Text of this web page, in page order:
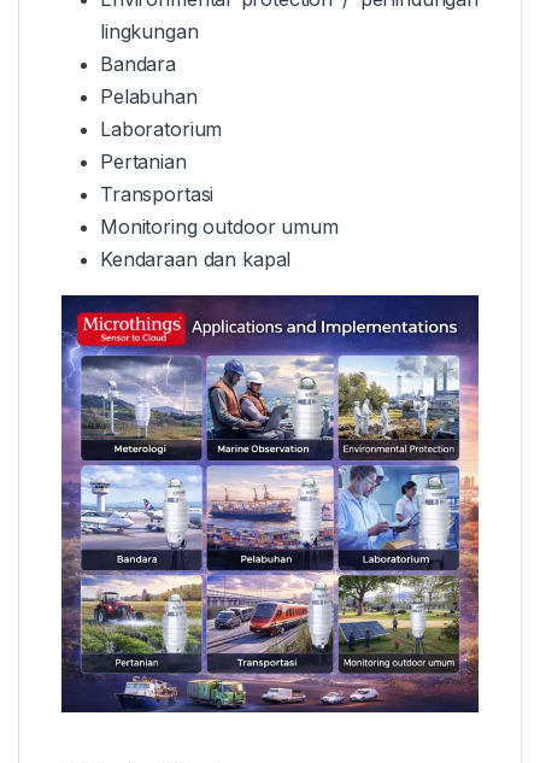
lingkungan
Bandara
Pelabuhan
Laboratorium
Pertanian
Transportasi
Monitoring outdoor umum
Kendaraan dan kapal